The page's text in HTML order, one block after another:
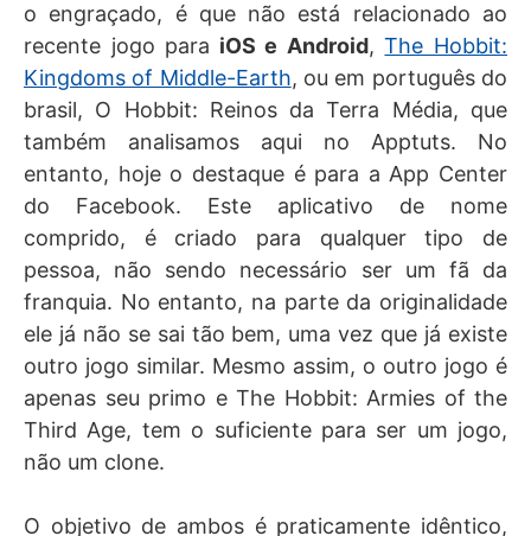
o engraçado, é que não está relacionado ao
recente jogo para iOS e Android,The Hobbit:
Kingdoms of Middle-Earth, ou em português do
brasil, O Hobbit: Reinos da Terra Média, que
também analisamos aqui no Apptuts. No
entanto, hoje o destaque é para a App Center
do Facebook. Este aplicativo de nome
comprido, é criado para qualquer tipo de
pessoa, não sendo necessário ser um fã da
franquia. No entanto, na parte da originalidade
ele já não se sai tão bem, uma vez que já existe
outro jogo similar. Mesmo assim, o outro jogo é
apenas seu primo e The Hobbit: Armies of the
Third Age, tem o suficiente para ser um jogo,
não um clone.
O objetivo de ambos é praticamente idêntico,